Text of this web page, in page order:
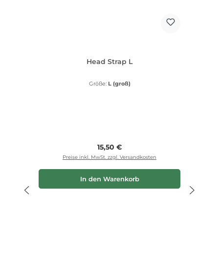
Head Strap L
Größe: L (groß)
Regulärer Preis:
15,50 €
Preise inkl. MwSt. zzgl. Versandkosten
In den Warenkorb